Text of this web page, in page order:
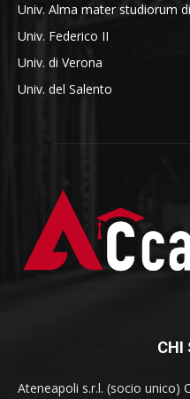
Univ. Alma mater studiorum
Univ. Federico II
Univ. di Verona
Univ. del Salento
CHI
Ateneapoli s.r.l. (socio unico)